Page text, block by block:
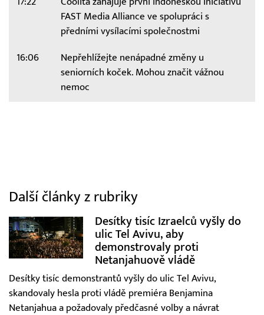
FAST Media Alliance ve spolupráci s
předními vysílacími společnostmi
16:06
Nepřehlížejte nenápadné změny u
seniorních koček. Mohou značit vážnou
nemoc
Další články z rubriky
Desítky tisíc Izraelců vyšly do
ulic Tel Avivu, aby
demonstrovaly proti
Netanjahuově vládě
Desítky tisíc demonstrantů vyšly do ulic Tel Avivu,
skandovaly hesla proti vládě premiéra Benjamina
Netanjahua a požadovaly předčasné volby a návrat